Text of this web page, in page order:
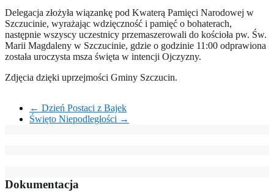
Delegacja złożyła wiązankę pod Kwaterą Pamięci Narodowej w
Szczucinie, wyrażając wdzięczność i pamięć o bohaterach,
następnie wszyscy uczestnicy przemaszerowali do kościoła pw. Św.
Marii Magdaleny w Szczucinie, gdzie o godzinie 11:00 odprawiona
została uroczysta msza święta w intencji Ojczyzny.
Zdjęcia dzięki uprzejmości Gminy Szczucin.
← Dzień Postaci z Bajek
Święto Niepodległości →
Dokumentacja